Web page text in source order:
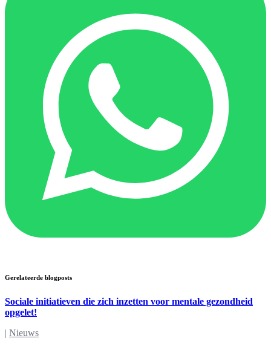
Gerelateerde blogposts
Sociale initiatieven die zich inzetten voor mentale gezondheid
opgelet!
| Nieuws